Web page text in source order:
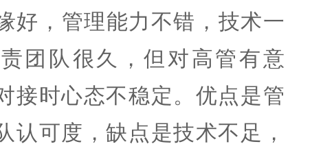
好，管理能力不错，技术一
团队很久，但对高管有意
接时心态不稳定。优点是管
认可度，缺点是技术不足，